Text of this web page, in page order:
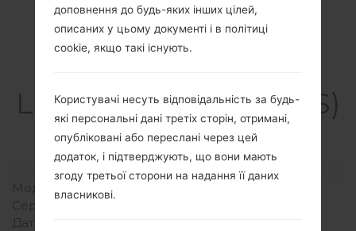
LGK420DS(LGK420DS)
akaLG K10 LTE
Модель та її характеристики
Модель
Серія
Дата випуску
доповнення до будь-яких інших цілей,
описаних у цьому документі і в політиці
cookie, якщо такі існують.
Користувачі несуть відповідальність за будь-
які персональні дані третіх сторін, отримані,
опубліковані або переслані через цей
додаток, і підтверджують, що вони мають
згоду третьої сторони на надання її даних
власникові.